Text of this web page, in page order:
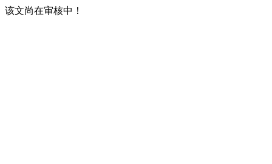
该文尚在审核中！